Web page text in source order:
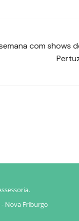
com shows
Nova Friburgo